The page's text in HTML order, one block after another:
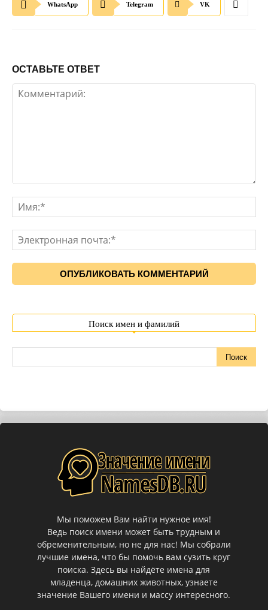
WhatsApp Telegram VK
ОСТАВЬТЕ ОТВЕТ
Поиск имен и фамилий
Мы поможем Вам найти нужное имя!
Ведь поиск имени может быть трудным и
обременительным, но не для нас! Мы собрали
лучшие имена, что бы помочь вам сузить круг
поиска. Здесь вы найдёте имена для
младенца, домашних животных, узнаете
значение Вашего имени и массу интересного.